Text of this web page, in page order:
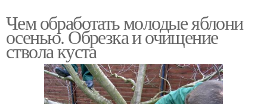
Чем обработать молодые яблони
осенью. Обрезка и очищение
ствола куста